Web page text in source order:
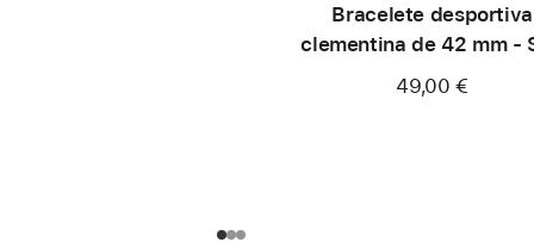
Bracelete desportiva
clementina de 42 mm -
49,00 €